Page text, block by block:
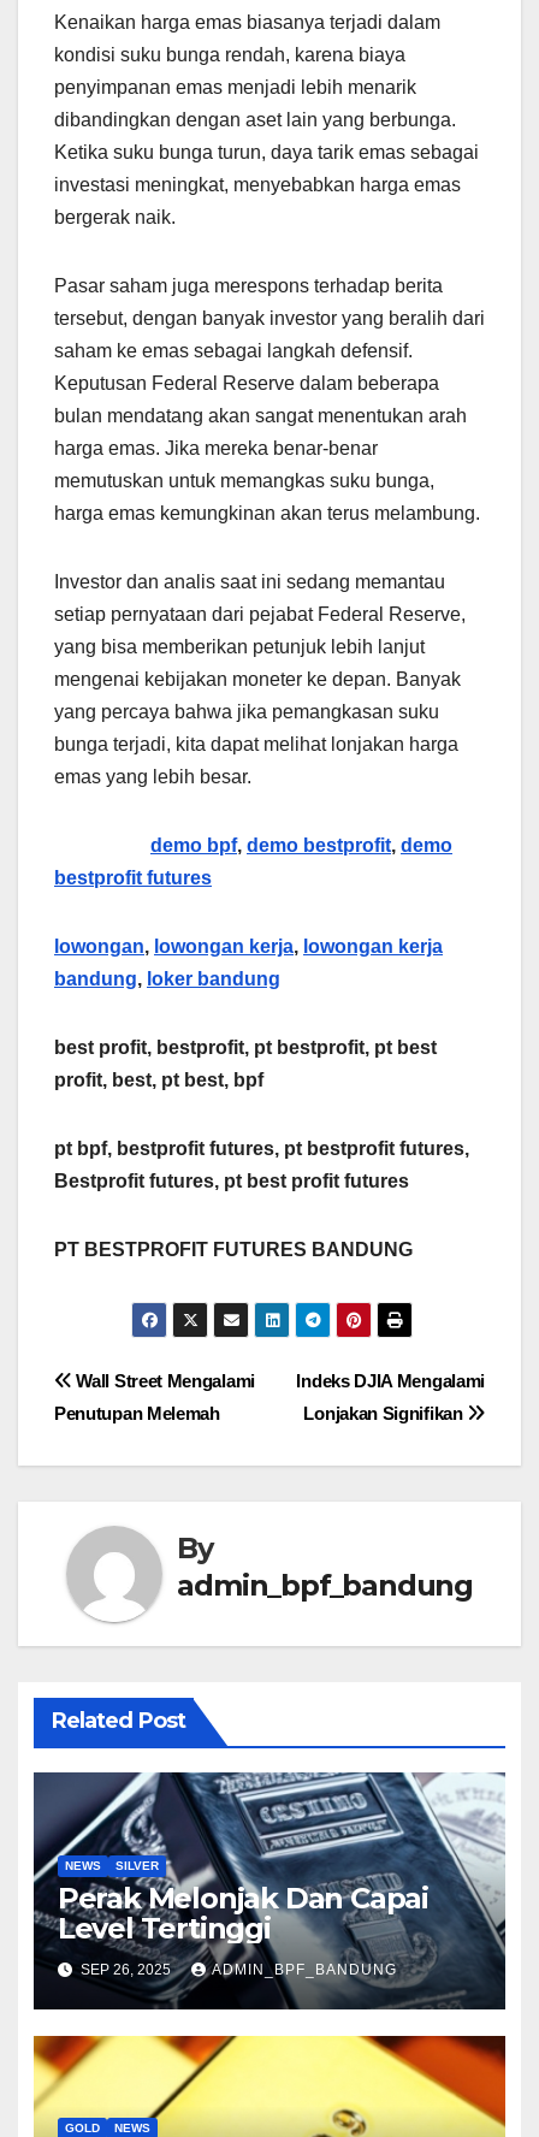
Kenaikan harga emas biasanya terjadi dalam
kondisi suku bunga rendah, karena biaya
penyimpanan emas menjadi lebih menarik
dibandingkan dengan aset lain yang berbunga.
Ketika suku bunga turun, daya tarik emas sebagai
investasi meningkat, menyebabkan harga emas
bergerak naik.
Pasar saham juga merespons terhadap berita
tersebut, dengan banyak investor yang beralih dari
saham ke emas sebagai langkah defensif.
Keputusan Federal Reserve dalam beberapa
bulan mendatang akan sangat menentukan arah
harga emas. Jika mereka benar-benar
memutuskan untuk memangkas suku bunga,
harga emas kemungkinan akan terus melambung.
Investor dan analis saat ini sedang memantau
setiap pernyataan dari pejabat Federal Reserve,
yang bisa memberikan petunjuk lebih lanjut
mengenai kebijakan moneter ke depan. Banyak
yang percaya bahwa jika pemangkasan suku
bunga terjadi, kita dapat melihat lonjakan harga
emas yang lebih besar.
demo bpf, demo bestprofit, demo
bestprofit futures
lowongan, lowongan kerja, lowongan kerja
bandung, loker bandung
best profit, bestprofit, pt bestprofit, pt best
profit, best, pt best, bpf
pt bpf, bestprofit futures, pt bestprofit futures,
Bestprofit futures, pt best profit futures
PT BESTPROFIT FUTURES BANDUNG
Post
navigation
Indeks DJIA Mengalami
Lonjakan Signifikan
Wall Street Mengalami
Penutupan Melemah
By
admin_bpf_bandung
Related Post
NEWS SILVER
Perak Melonjak Dan Capai
Level Tertinggi
SEP 26, 2025 ADMIN_BPF_BANDUNG
GOLD NEWS